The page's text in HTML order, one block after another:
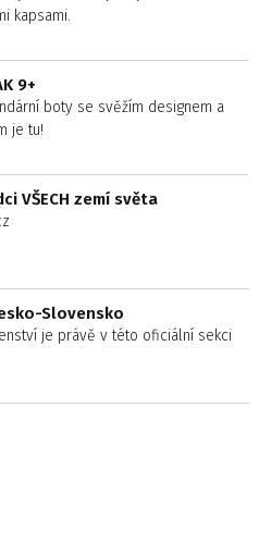
kapsami.
9+
boty se svěžím designem a
je tu!
VŠECH zemí světa
Slovensko
je právě v této oficiální sekci